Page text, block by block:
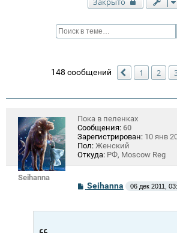
148 сообщений Пред.
1 2
Seihanna
Пока в пеленках
Сообщения: 60
Зарегистрирован: 10 янв
Пол: Женский
Откуда: РФ, Moscow Reg
С
б
Seihanna 06 дек 2011,